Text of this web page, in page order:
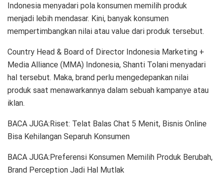
Indonesia menyadari pola konsumen memilih produk
menjadi lebih mendasar. Kini, banyak konsumen
mempertimbangkan nilai atau value dari produk tersebut.
Country Head & Board of Director Indonesia Marketing +
Media Alliance (MMA) Indonesia, Shanti Tolani menyadari
hal tersebut. Maka, brand perlu mengedepankan nilai
produk saat menawarkannya dalam sebuah kampanye atau
iklan.
BACA JUGA:Riset: Telat Balas Chat 5 Menit, Bisnis Online
Bisa Kehilangan Separuh Konsumen
BACA JUGA:Preferensi Konsumen Memilih Produk Berubah,
Brand Perception Jadi Hal Mutlak